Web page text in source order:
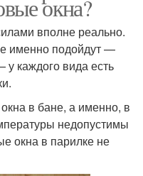
окна?
вполне реально.
именно подойдут —
каждого вида есть
в бане, а именно, в
недопустимы
окна в парилке не